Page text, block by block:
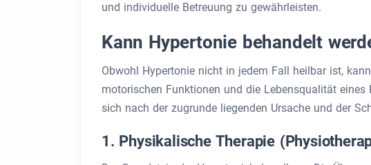
und individuelle Betreuung zu gewährleisten.
Kann Hypertonie behandelt
Obwohl Hypertonie nicht in jedem Fall heilbar ist, kann
motorischen Funktionen und die Lebensqualität
sich nach der zugrunde liegenden Ursache und der
1. Physikalische Therapie